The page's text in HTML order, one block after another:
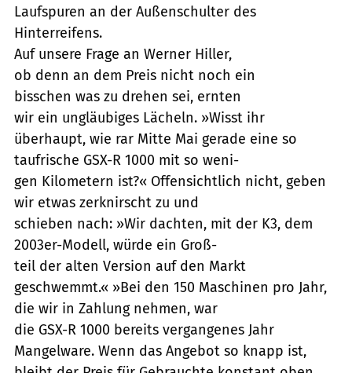
Laufspuren an der Außenschulter des
Hinterreifens.
Auf unsere Frage an Werner Hiller,
ob denn an dem Preis nicht noch ein
bisschen was zu drehen sei, ernten
wir ein ungläubiges Lächeln. »Wisst ihr
überhaupt, wie rar Mitte Mai gerade eine so
taufrische GSX-R 1000 mit so weni-
gen Kilometern ist?« Offensichtlich nicht, geben
wir etwas zerknirscht zu und
schieben nach: »Wir dachten, mit der K3, dem
2003er-Modell, würde ein Groß-
teil der alten Version auf den Markt
geschwemmt.« »Bei den 150 Maschinen pro Jahr,
die wir in Zahlung nehmen, war
die GSX-R 1000 bereits vergangenes Jahr
Mangelware. Wenn das Angebot so knapp ist,